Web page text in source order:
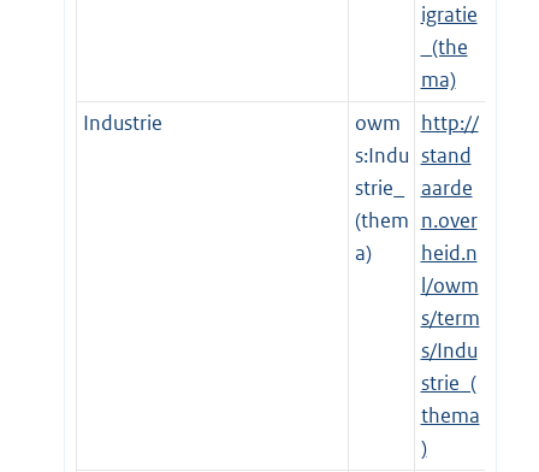
igratie
_(the
ma)
Industrie
owm
s:Indu
strie_
(them
a)
http://
stand
aarde
n.over
heid.n
l/owm
s/term
s/Indu
strie_(
thema
)